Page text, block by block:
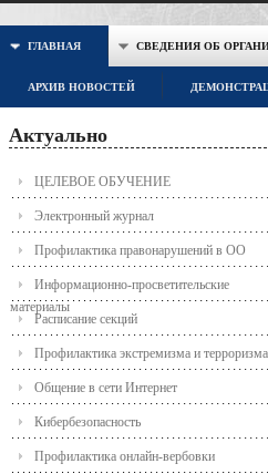
ГЛАВНАЯ СВЕДЕНИЯ ОБ
АРХИВ НОВОСТЕЙ
Актуально
ЦЕЛЕВОЕ ОБУЧЕНИЕ
Электронный журнал
Профилактика правонарушений в ОО
Информационно-просветительские
материалы
Расписание секций
Профилактика экстремизма и терроризма
Общение в сети Интернет
Кибербезопасность
Профилактика онлайн-вербовки